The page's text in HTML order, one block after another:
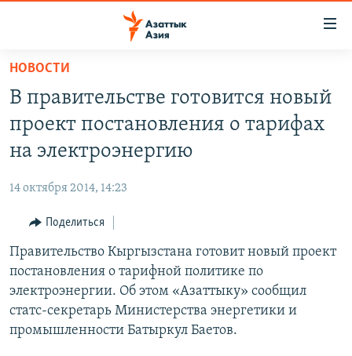
Вернуться
основному
содержанию
Вернутся
главной
навигации
Вернутся
поиску
КАЗАХСТАН
ТАДЖИКИСТАН
НОВОСТИ
ВОЙНА В УКРАИНЕ
ҚАЗАҚША
КЫРГЫЗЧА
ЎЗБЕКЧА
TÜRKMENÇE
Все сайты РСЕ/РС
НОВОСТИ
В правительстве готовится новый
проект постановления о тарифах
на электроэнергию
14 октября 2014, 14:23
Поделиться
Правительство Кыргызстана готовит новый проект
постановления о тарифной политике по
электроэнергии. Об этом «Азаттыку» сообщил
статс-секретарь Министерства энергетики и
промышленности Батыркул Баетов.